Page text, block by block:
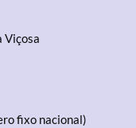
Viçosa
fixo nacional)